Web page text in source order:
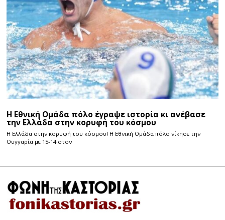
Η Εθνική Ομάδα πόλο έγραψε ιστορία κι ανέβασε
την Ελλάδα στην κορυφή του κόσμου
Η Ελλάδα στην κορυφή του κόσμου! Η Εθνική Ομάδα πόλο νίκησε την
Ουγγαρία με 15-14 στον